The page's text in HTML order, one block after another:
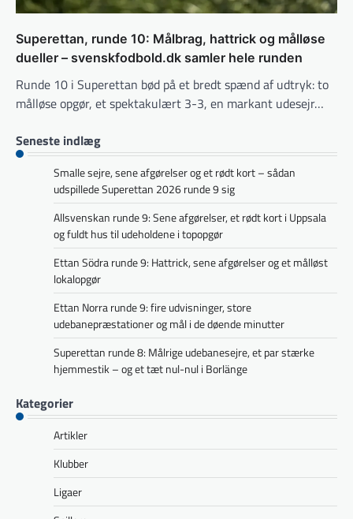
Superettan, runde 10: Målbrag, hattrick og målløse
dueller – svenskfodbold.dk samler hele runden
Runde 10 i Superettan bød på et bredt spænd af udtryk: to
målløse opgør, et spektakulært 3-3, en markant udesejr…
Seneste indlæg
Smalle sejre, sene afgørelser og et rødt kort – sådan
udspillede Superettan 2026 runde 9 sig
Allsvenskan runde 9: Sene afgørelser, et rødt kort i Uppsala
og fuldt hus til udeholdene i topopgør
Ettan Södra runde 9: Hattrick, sene afgørelser og et målløst
lokalopgør
Ettan Norra runde 9: fire udvisninger, store
udebanepræstationer og mål i de døende minutter
Superettan runde 8: Målrige udebanesejre, et par stærke
hjemmestik – og et tæt nul-nul i Borlänge
Kategorier
Artikler
Klubber
Ligaer